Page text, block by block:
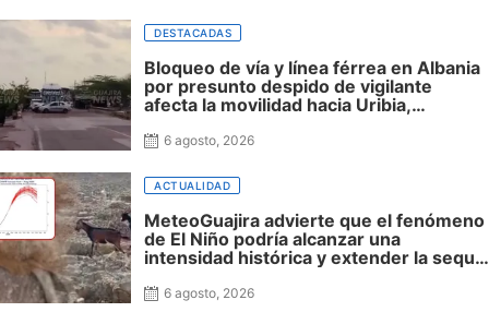
DESTACADAS
Bloqueo de vía y línea férrea en Albania
por presunto despido de vigilante
afecta la movilidad hacia Uribia,
6 agosto, 2026
ACTUALIDAD
MeteoGuajira advierte que el fenómeno
de El Niño podría alcanzar una
intensidad histórica y extender la sequía
6 agosto, 2026